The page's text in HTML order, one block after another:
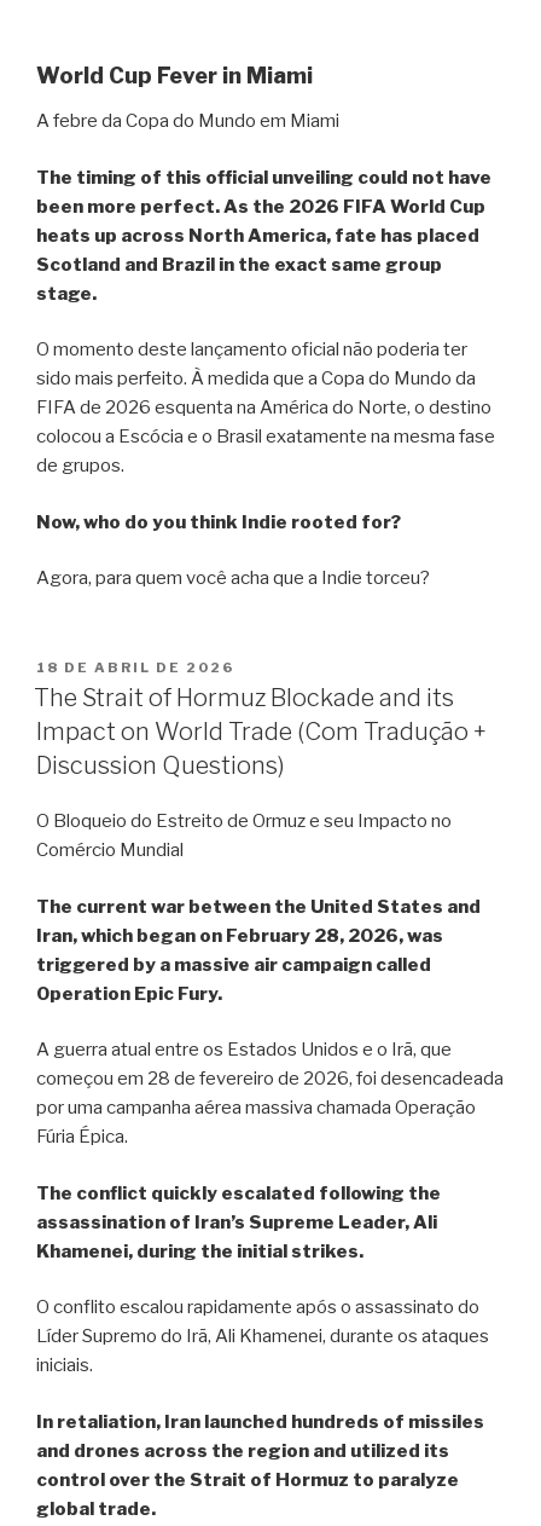
World Cup Fever in Miami
A febre da Copa do Mundo em Miami
The timing of this official unveiling could not have
been more perfect. As the 2026 FIFA World Cup
heats up across North America, fate has placed
Scotland and Brazil in the exact same group
stage.
O momento deste lançamento oficial não poderia ter
sido mais perfeito. À medida que a Copa do Mundo da
FIFA de 2026 esquenta na América do Norte, o destino
colocou a Escócia e o Brasil exatamente na mesma fase
de grupos.
Now, who do you think Indie rooted for?
Agora, para quem você acha que a Indie torceu?
18 DE ABRIL DE 2026
The Strait of Hormuz Blockade and its
Impact on World Trade (Com Tradução +
Discussion Questions)
O Bloqueio do Estreito de Ormuz e seu Impacto no
Comércio Mundial
The current war between the United States and
Iran, which began on February 28, 2026, was
triggered by a massive air campaign called
Operation Epic Fury.
A guerra atual entre os Estados Unidos e o Irã, que
começou em 28 de fevereiro de 2026, foi desencadeada
por uma campanha aérea massiva chamada Operação
Fúria Épica.
The conflict quickly escalated following the
assassination of Iran’s Supreme Leader, Ali
Khamenei, during the initial strikes.
O conflito escalou rapidamente após o assassinato do
Líder Supremo do Irã, Ali Khamenei, durante os ataques
iniciais.
In retaliation, Iran launched hundreds of missiles
and drones across the region and utilized its
control over the Strait of Hormuz to paralyze
global trade.